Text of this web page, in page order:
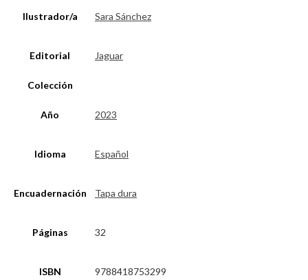
Ilustrador/a Sara Sánchez
Editorial Jaguar
Colección
Año 2023
Idioma Español
Encuadernación Tapa dura
Páginas 32
ISBN 9788418753299